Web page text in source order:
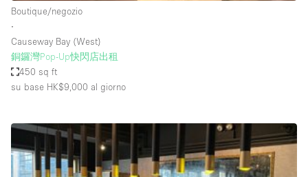
Villa / Casa
Dotazioni dello spazio
Ampia Porta d'Ingresso
Animals Friendly
Aria condizionata
Boutique/negozio
∙
Causeway Bay (West)
銅鑼灣Pop-Up快閃店出租
450 sq ft
su base HK$9,000 al giorno